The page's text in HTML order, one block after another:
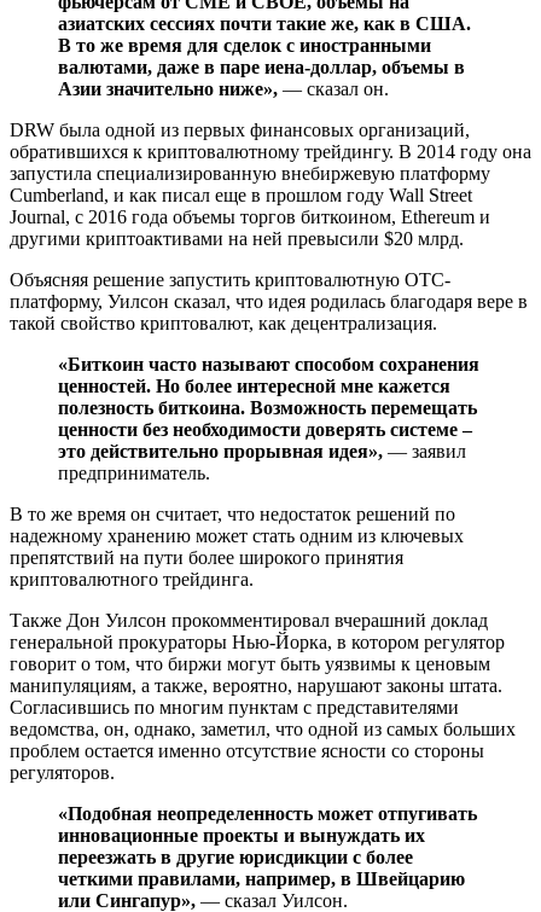
азиатских сессиях почти такие же, как в США.
В то же время для сделок с иностранными
валютами, даже в паре иена-доллар, объемы в
Азии значительно ниже», — сказал он.
DRW была одной из первых финансовых организаций,
обратившихся к криптовалютному трейдингу. В 2014 году она
запустила специализированную внебиржевую платформу
Cumberland, и как писал еще в прошлом году Wall Street
Journal, с 2016 года объемы торгов биткоином, Ethereum и
другими криптоактивами на ней превысили $20 млрд.
Объясняя решение запустить криптовалютную OTC-
платформу, Уилсон сказал, что идея родилась благодаря вере в
такой свойство криптовалют, как децентрализация.
«Биткоин часто называют способом сохранения
ценностей. Но более интересной мне кажется
полезность биткоина. Возможность перемещать
ценности без необходимости доверять системе –
это действительно прорывная идея», — заявил
предприниматель.
В то же время он считает, что недостаток решений по
надежному хранению может стать одним из ключевых
препятствий на пути более широкого принятия
криптовалютного трейдинга.
Также Дон Уилсон прокомментировал вчерашний доклад
генеральной прокураторы Нью-Йорка, в котором регулятор
говорит о том, что биржи могут быть уязвимы к ценовым
манипуляциям, а также, вероятно, нарушают законы штата.
Согласившись по многим пунктам с представителями
ведомства, он, однако, заметил, что одной из самых больших
проблем остается именно отсутствие ясности со стороны
регуляторов.
«Подобная неопределенность может отпугивать
инновационные проекты и вынуждать их
переезжать в другие юрисдикции с более
четкими правилами, например, в Швейцарию
или Сингапур», — сказал Уилсон.